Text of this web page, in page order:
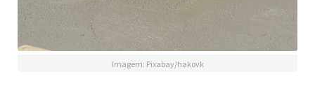
Imagem: Pixabay/hakovk